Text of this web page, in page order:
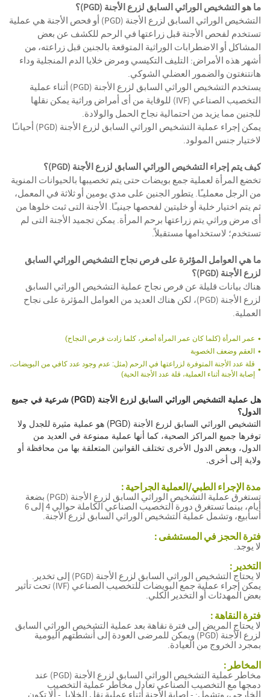
ما هو التشخيص الوراثي السابق لزرع الأجنة (PGD)؟
التشخيص الوراثي السابق لزرع الأجنة (PGD) أو فحص الأجنة هي عملية
تستخدم لفحص الأجنة قبل زراعتها في الرحم للكشف عن بعض
المشاكل أو الاضطرابات الوراثية المتوقعة بالجنين قبل زراعته، من
أشهر هذه الأمراض: التليف التكيسي ومرض خلايا الدم المنجلية وداء
هانتنغتون والضمور العضلي الشوكي.
يستخدم التشخيص الوراثي السابق لزرع الأجنة (PGD) أثناء عملية
التخصيب الصناعي (IVF) للوقاية من أى أمراض وراثية يمكن نقلها
للجنين مما يزيد من احتمالية نجاح الحمل والولادة.
يمكن إجراء عملية التشخيص الوراثي السابق لزرع الأجنة (PGD) أحيانـًا
لاختيار جنس المولود.
كيف يتم إجراء التشخيص الوراثي السابق لزرع الأجنة (PGD)؟
تخضع المرأة لعملية جمع بويضات حتى يتم تخصيبها بالحيوانات المنوية
من الرجل معمليـًا. يتطور الجنين على مدي يومين أو ثلاثة في المعمل،
ثم يتم اختيار خلية أو خليتين لفحصها جينيـًا. الأجنة التى ثبت خلوها من
أى مرض وراثي يتم زراعتها برحم المرأة. يمكن تجميد الأجنة التى لم
تستخدم؛ لاستخدامها مستقبلاً.
ما هي العوامل المؤثرة على فرص نجاح التشخيص الوراثي السابق
لزرع الأجنة (PGD)؟
هناك بيانات قليلة عن فرص نجاح عملية التشخيص الوراثي السابق
لزرع الأجنة (PGD)، لكن هناك العديد من العوامل المؤثرة على نجاح
العملية.
عمر المرأة (كلما كان عمر المرأة أصغر، كلما زادت فرص النجاح)
العقم وضعف الخصوبة
قلة عدد الأجنة المتوفرة لزراعتها في الرحم (مثل: عدم وجود عدد كافي من البويضات،
إصابة الأجنة أثناء العملية، قلة عدد الأجنة الحية)
هل عملية التشخيص الوراثي السابق لزرع الأجنة (PGD) شرعية في جميع
الدول؟
التشخيص الوراثي السابق لزرع الأجنة (PGD) هو عملية مثيرة للجدل ولا
توفرها جميع المراكز الصحية، كما أنها عملية ممنوعة في العديد من
الدول، وبعض الدول الأخرى تختلف القوانين المتعلقة بها من محافظة أو
ولاية إلى أخرى.
مدة الإجراء الطبي/العملية الجراحية :
تستغرق عملية التشخيص الوراثي السابق لزرع الأجنة (PGD) بضعة
أيام، بينما تستغرق دورة التخصيب الصناعي الكاملة حوالي 4 إلى 6
أسابيع، وتشمل عملية التشخيص الوراثي السابق لزرع الأجنة.
فترة الحجز في المستشفى :
لا يوجد.
التخدير :
لا يحتاج التشخيص الوراثي السابق لزرع الأجنة (PGD) إلى تخدير.
يمكن إجراء عملية جمع البويضات للتخصيب الصناعي (IVF) تحت تأثير
بعض المهدئات أو التخدير الكلي.
فترة النقاهة :
لا يحتاج المريض إلى فترة نقاهة بعد عملية التشخيص الوراثي السابق
لزرع الأجنة (PGD) ويمكن للمرضى العودة إلى أنشطتهم اليومية
بمجرد الخروج من العيادة.
المخاطر :
مخاطر عملية التشخيص الوراثي السابق لزرع الأجنة (PGD) عند
دمجها مع التخصيب الصناعي تعادل مخاطر عملية التخصيب